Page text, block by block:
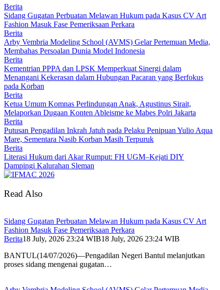
Berita
Sidang Gugatan Perbuatan Melawan Hukum pada Kasus CV Art
Fashion Masuk Fase Pemeriksaan Perkara
Berita
Arby Vembria Modeling School (AVMS) Gelar Pertemuan Media,
Membahas Persoalan Dunia Model Indonesia
Berita
Kementrian PPPA dan LPSK Memperkuat Sinergi dalam
Menangani Kekerasan dalam Hubungan Pacaran yang Berfokus
pada Korban
Berita
Ketua Umum Komnas Perlindungan Anak, Agustinus Sirait,
Melaporkan Dugaan Konten Ableisme ke Mabes Polri Jakarta
Berita
Putusan Pengadilan Inkrah Jatuh pada Pelaku Penipuan Yulio Aqua
Mare, Sementara Nasib Korban Masih Terpuruk
Berita
Literasi Hukum dari Akar Rumput: FH UGM–Kejati DIY
Dampingi Kalurahan Sleman
Read Also
Sidang Gugatan Perbuatan Melawan Hukum pada Kasus CV Art
Fashion Masuk Fase Pemeriksaan Perkara
Berita18 July, 2026 23:24 WIB18 July, 2026 23:24 WIB
BANTUL(14/07/2026)—Pengadilan Negeri Bantul melanjutkan
proses sidang mengenai gugatan…